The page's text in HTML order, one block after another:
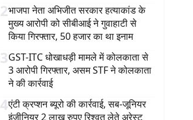
2भाजपा नेता अभिजीत सरकार हत्याकांड के
मुख्य आरोपी को सीबीआई ने गुवाहाटी से
किया गिरफ्तार, 50 हजार का था इनाम
3GST-ITC धोखाधड़ी मामले में कोलकाता से
3 आरोपी गिरफ्तार, असम STF ने कोलकाता
ने की कार्रवाई
4एंटी क्रप्शन ब्यूरो की कार्रवाई, सब-जूनियर
इंजीनियर 2 लाख रुपए रिश्वत लेते अरेस्ट